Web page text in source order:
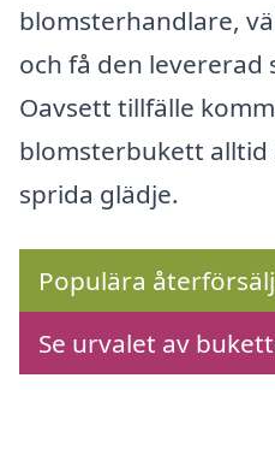
blomsterhandlare,
och få den
Oavsett tillfälle
blomsterbukett
sprida glädje.
Populära
Se urvalet av